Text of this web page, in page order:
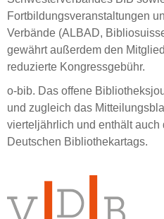
Fortbildungsveranstaltungen
Verbände (ALBAD,
gewährt außerdem den
reduzierte Kongressgebühr.
o-bib. Das offene
und zugleich das
vierteljährlich und enthält
Deutschen Bibliothekartags.